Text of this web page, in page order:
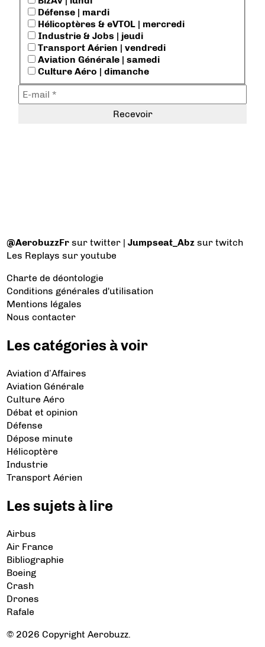
Défense | mardi
Hélicoptères & eVTOL | mercredi
Industrie & Jobs | jeudi
Transport Aérien | vendredi
Aviation Générale | samedi
Culture Aéro | dimanche
@AerobuzzFr sur twitter |Jumpseat_Abz sur twitch
Les Replays sur youtube
Charte de déontologie
Conditions générales d'utilisation
Mentions légales
Nous contacter
Les catégories à voir
Aviation d’Affaires
Aviation Générale
Culture Aéro
Débat et opinion
Défense
Dépose minute
Hélicoptère
Industrie
Transport Aérien
Les sujets à lire
Airbus
Air France
Bibliographie
Boeing
Crash
Drones
Rafale
© 2026 Copyright Aerobuzz.